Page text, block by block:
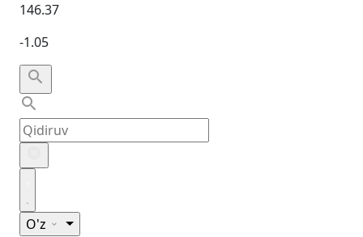
146.37
-1.05
O'z